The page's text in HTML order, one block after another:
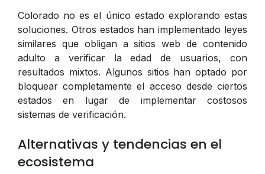
Colorado no es el único estado explorando estas
soluciones. Otros estados han implementado leyes
similares que obligan a sitios web de contenido
adulto a verificar la edad de usuarios, con
resultados mixtos. Algunos sitios han optado por
bloquear completamente el acceso desde ciertos
estados en lugar de implementar costosos
sistemas de verificación.
Alternativas y tendencias en el
ecosistema